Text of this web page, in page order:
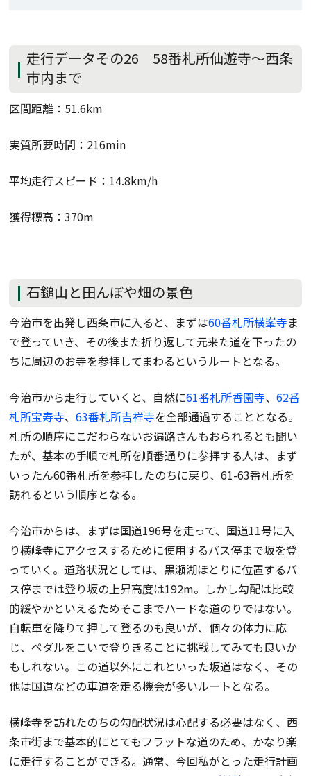
走行データその26 58番札所仙遊寺～西条
市内まで
区間距離：51.6km
実質所要時間：216min
平均走行スピード：14.8km/h
獲得標高：370m
石鎚山と田んぼや畑の景色
今治市を出発し西条市に入ると、まずは60番札所横峯寺ま
で登っていき、その後また折り返して元来た道を下ったの
ちに周辺のお寺を参拝してまわるというルートとなる。
今治市から走行していくと、自然に61番札所香園寺、62番
札所宝寿寺、63番札所吉祥寺を全部通過することとなる。
札所の順序にこだわらないお遍路さんもおられるとも聞い
たが、基本の手順で札所を順番通りに参拝する人は、まず
いったん60番札所を参拝したのちに戻り、61-63番札所を
訪れるという順序となる。
今治市からは、まずは国道196号を走って、国道11号に入
り横峰寺にアクセスするために使用するバス停まで坂を登
っていく。道路状況としては、黒瀬湖ほとりに位置するバ
ス停までは登り坂の上昇高度は192m。しかし勾配は比較
的緩やかといえるためそこまでハードな道のりではない。
自転車を降りて押して登るのも良いが、個々の体力に応
じ、ペダルをこいで登りきることに挑戦してみても良いか
もしれない。この道以外にこれといった坂道はなく、その
他は国道などの車道を走る機会が多いルートとなる。
横峰寺を訪れたのちの勾配状況は心配する必要はなく、西
条市街まで基本的にとてもフラットな道のため、かなり楽
に走行することができる。通常、今回私がとった走行計画